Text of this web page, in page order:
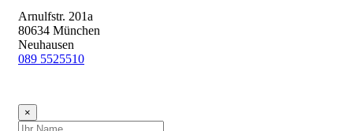
Arnulfstr. 201a
80634 München
Neuhausen
089 5525510
×